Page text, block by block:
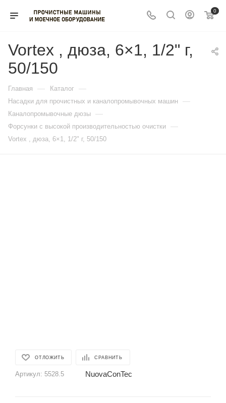
0
Vortex , дюза, 6×1, 1/2" г,
50/150
Главная — Каталог —
Насадки для прочистных и каналопромывочных машин —
Каналопромывочные дюзы —
Форсунки с высокой производительностью очистки —
Vortex , дюза, 6×1, 1/2" г, 50/150
ОТЛОЖИТЬ СРАВНИТЬ
Артикул: 5528.5 NuovaConTec